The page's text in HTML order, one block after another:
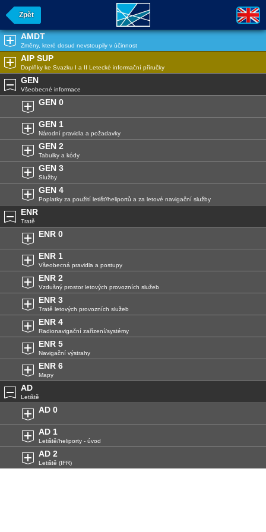
Zpět
AMDT
Změny, které dosud nevstoupily v účinnost
AIP SUP
Doplňky ke Svazku I a II Letecké informační příručky
GEN
Všeobecné informace
GEN 0
GEN 1
Národní pravidla a požadavky
GEN 2
Tabulky a kódy
GEN 3
Služby
GEN 4
Poplatky za použití letišť/heliportů a za letové navigační služby
ENR
Tratě
ENR 0
ENR 1
Všeobecná pravidla a postupy
ENR 2
Vzdušný prostor letových provozních služeb
ENR 3
Tratě letových provozních služeb
ENR 4
Radionavigační zařízení/systémy
ENR 5
Navigační výstrahy
ENR 6
Mapy
AD
Letiště
AD 0
AD 1
Letiště/heliporty - úvod
AD 2
Letiště (IFR)